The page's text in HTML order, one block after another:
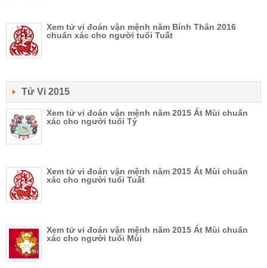
Xem tử vi đoán vận mệnh năm Bính Thân 2016
chuẩn xác cho người tuổi Tuất
Tử Vi 2015
Xem tử vi đoán vận mệnh năm 2015 Ất Mùi chuẩn
xác cho người tuổi Tý
Xem tử vi đoán vận mệnh năm 2015 Ất Mùi chuẩn
xác cho người tuổi Tuất
Xem tử vi đoán vận mệnh năm 2015 Ất Mùi chuẩn
xác cho người tuổi Mùi